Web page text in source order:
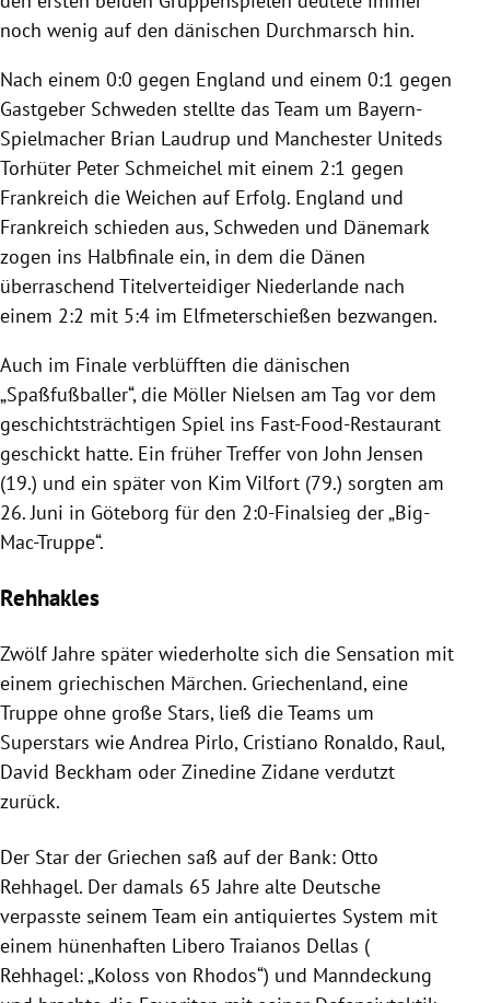
noch wenig auf den dänischen Durchmarsch hin.
Nach einem 0:0 gegen England und einem 0:1 gegen
Gastgeber Schweden stellte das Team um Bayern-
Spielmacher Brian Laudrup und Manchester Uniteds
Torhüter Peter Schmeichel mit einem 2:1 gegen
Frankreich die Weichen auf Erfolg. England und
Frankreich schieden aus, Schweden und Dänemark
zogen ins Halbfinale ein, in dem die Dänen
überraschend Titelverteidiger Niederlande nach
einem 2:2 mit 5:4 im Elfmeterschießen bezwangen.
Auch im Finale verblüfften die dänischen
„Spaßfußballer“, die Möller Nielsen am Tag vor dem
geschichtsträchtigen Spiel ins Fast-Food-Restaurant
geschickt hatte. Ein früher Treffer von John Jensen
(19.) und ein später von Kim Vilfort (79.) sorgten am
26. Juni in Göteborg für den 2:0-Finalsieg der „Big-
Mac-Truppe“.
Rehhakles
Zwölf Jahre später wiederholte sich die Sensation mit
einem griechischen Märchen. Griechenland, eine
Truppe ohne große Stars, ließ die Teams um
Superstars wieAndrea Pirlo, Cristiano Ronaldo, Raul,
David Beckham oder Zinedine Zidane verdutzt
zurück.
Der Star der Griechen saß auf der Bank: Otto
Rehhagel. Der damals 65 Jahre alte Deutsche
verpasste seinem Team ein antiquiertes System mit
einem hünenhaften Libero Traianos Dellas (
Rehhagel: „Koloss von Rhodos“) und Manndeckung